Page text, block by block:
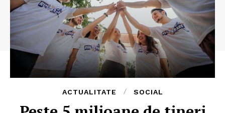
ACTUALITATE SOCIAL